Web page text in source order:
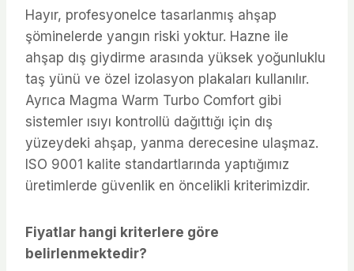
Hayır, profesyonelce tasarlanmış ahşap
şöminelerde yangın riski yoktur. Hazne ile
ahşap dış giydirme arasında yüksek yoğunluklu
taş yünü ve özel izolasyon plakaları kullanılır.
Ayrıca Magma Warm Turbo Comfort gibi
sistemler ısıyı kontrollü dağıttığı için dış
yüzeydeki ahşap, yanma derecesine ulaşmaz.
ISO 9001 kalite standartlarında yaptığımız
üretimlerde güvenlik en öncelikli kriterimizdir.
Fiyatlar hangi kriterlere göre
belirlenmektedir?